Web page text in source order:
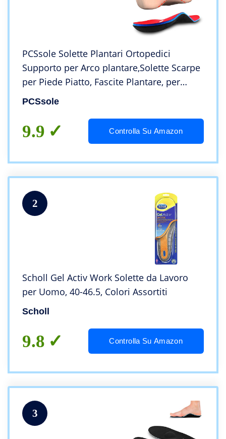
PCSsole Solette Plantari Ortopedici
Supporto per Arco plantare,Solette Scarpe
per Piede Piatto, Fascite Plantare, per
Uomo e Donna (EU44-45(29cm))
PCSsole
9.9 Controlla Su Amazon
2
Scholl Gel Activ Work Solette da Lavoro
per Uomo, 40-46.5, Colori Assortiti
Scholl
9.8 Controlla Su Amazon
3